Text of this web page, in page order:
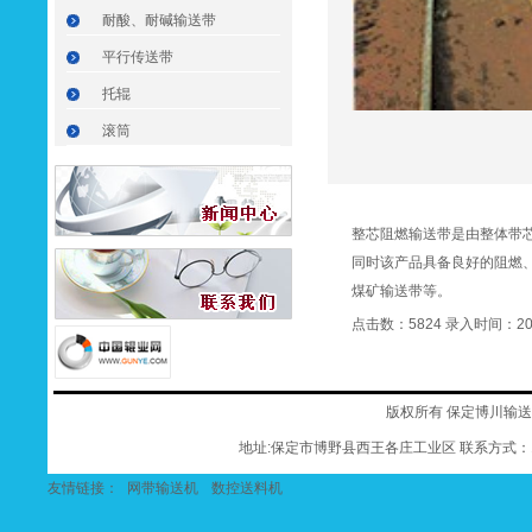
耐酸、耐碱输送带
平行传送带
托辊
滚筒
整芯阻燃输送带是由整体带
同时该产品具备良好的阻燃
煤矿输送带等。
点击数：5824 录入时间：
版权所有 保定博川输
地址:保定市博野县西王各庄工业区 联系方式
友情链接： 网带输送机 数控送料机